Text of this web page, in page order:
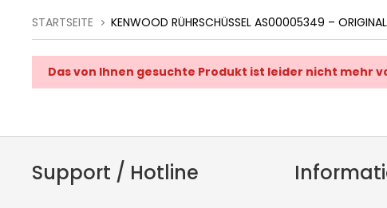
STARTSEITE KENWOOD RÜHRSCHÜSSEL AS00005349 –
Das von Ihnen gesuchte Produkt ist leider nicht mehr
Support / Hotline